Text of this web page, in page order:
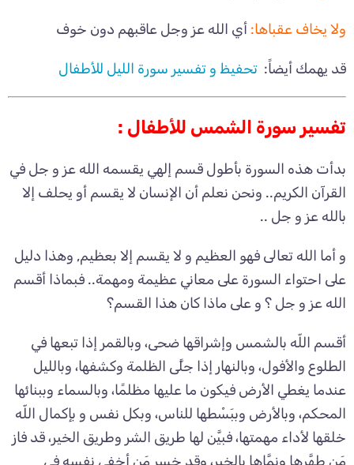
ولا يخاف عقباها: أي الله عز وجل عاقبهم دون خوف
قد يهمك أيضاً: تحفيظ و تفسير سورة الليل للأطفال
تفسير سورة الشمس للأطفال :
بدأت هذه السورة بأطول قسم إلهي يقسمه الله عز و جل في
القرآن الكريم.. ونحن نعلم أن الإنسان لا يقسم أو يحلف إلا
بالله عز و جل ..
و أما الله تعالى فهو العظيم و لا يقسم إلا بعظيم, وهذا دليل
على احتواء السورة على معاني عظيمة ومهمة.. فبماذا أقسم
الله عز و جل ؟ و على ماذا كان هذا القسم؟
أقسم اللّه بالشمس وإشراقها ضحى، وبالقمر إذا تبعها في
الطلوع والأفول، وبالنهار إذا جلَّى الظلمة وكشفها، وبالليل
عندما يغطي الأرض فيكون ما عليها مظلمًا، وبالسماء وببنائها
المحكم، وبالأرض وببَسْطها للناس، وبكل نفس و بإكمال اللّه
خلقها لأداء مهمتها، فبيَّن لها طريق الشر وطريق الخير، قد فاز
مَن طهَّرها ونمَّاها بالخير، وقد خسر مَن أخفى نفسه في